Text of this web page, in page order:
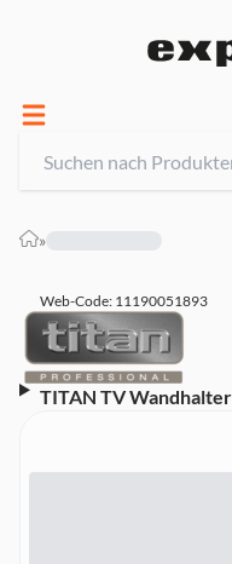
»
Web-Code: 11190051893
TITAN TV